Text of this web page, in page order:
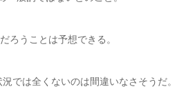
ろうことは予想できる。
では全くないのは間違いなさそうだ。